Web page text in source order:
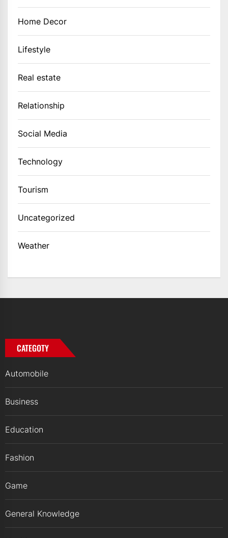
Home Decor
Lifestyle
Real estate
Relationship
Social Media
Technology
Tourism
Uncategorized
Weather
CATEGOTY
Automobile
Business
Education
Fashion
Game
General Knowledge